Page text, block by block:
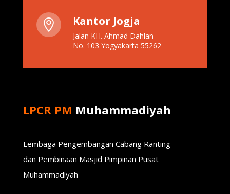
 Kantor Jogja
Jalan KH. Ahmad Dahlan
No. 103 Yogyakarta 55262
LPCR PM Muhammadiyah
Lembaga Pengembangan Cabang Ranting
dan Pembinaan Masjid Pimpinan Pusat
Muhammadiyah